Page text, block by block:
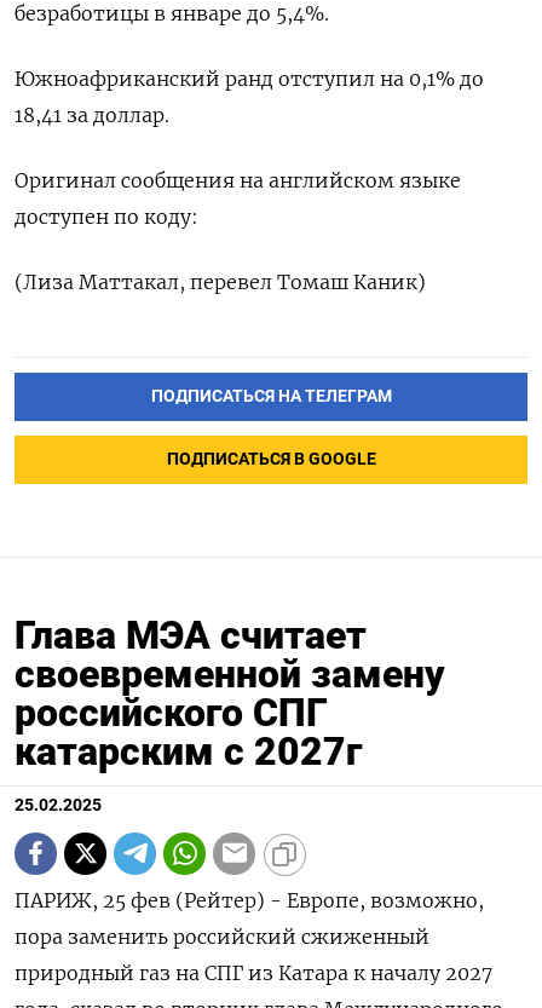
безработицы в январе до 5,4%.
Южноафриканский ранд отступил на 0,1% до
18,41 за доллар.
Оригинал сообщения на английском языке
доступен по коду:
(Лиза Маттакал, перевел Томаш Каник)
ПОДПИСАТЬСЯ НА ТЕЛЕГРАМ
ПОДПИСАТЬСЯ В GOOGLE
Глава МЭА считает
своевременной замену
российского СПГ
катарским с 2027г
25.02.2025
ПАРИЖ, 25 фев (Рейтер) - Европе, возможно,
пора заменить российский сжиженный
природный газ на СПГ из Катара к началу 2027